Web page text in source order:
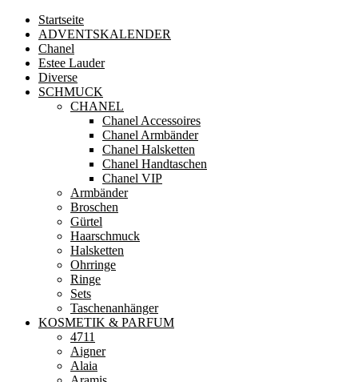
Startseite
ADVENTSKALENDER
Chanel
Estee Lauder
Diverse
SCHMUCK
CHANEL
Chanel Accessoires
Chanel Armbänder
Chanel Halsketten
Chanel Handtaschen
Chanel VIP
Armbänder
Broschen
Gürtel
Haarschmuck
Halsketten
Ohrringe
Ringe
Sets
Taschenanhänger
KOSMETIK & PARFUM
4711
Aigner
Alaia